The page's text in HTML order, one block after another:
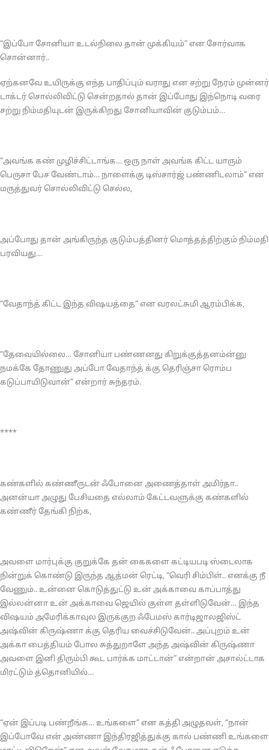
“இப்போ சோனியா உடல்நிலை தான் முக்கியம்” என சோர்வாக
சொன்னார்..
ஏற்கனவே உயிருக்கு எந்த பாதிப்பும் வராது என சற்று நேரம் முன்னர்
டாக்டர் சொல்லிவிட்டு சென்றதால் தான் இப்போது இந்நொடி வரை
சற்று நிம்மதியுடன் இருக்கிறது சோனியாவின் குடும்பம்…
“அவங்க கண் முழிச்சிட்டாங்க… ஒரு நாள் அவங்க கிட்ட யாரும்
பெருசா பேச வேண்டாம்… நாளைக்கு டிஸ்சார்ஜ் பண்ணிடலாம்” என
மருத்துவர் சொல்லிவிட்டு செல்ல,
அப்போது தான் அங்கிருந்த குடும்பத்தினர் மொத்தத்திற்கும் நிம்மதி
பரவியது…
“வேதாந்த் கிட்ட இந்த விஷயத்தை” என வரலட்சுமி ஆரம்பிக்க,
“தேவையில்லை… சோனியா பண்ணனது கிறுக்குத்தனம்ன்னு
நமக்கே தோணுது அப்போ வேதாந்த் க்கு தெரிஞ்சா ரொம்ப
கடுப்பாயிடுவான்” என்றார் சுந்தரம்.
****
கண்களில் கண்ணீருடன் ஃபோனை அணைத்தாள் அமிர்தா..
அனன்யா அழுது பேசியதை எல்லாம் கேட்டவளுக்கு கண்களில்
கண்ணீர் தேங்கி நிற்க,
அவளை மார்புக்கு குறுக்கே தன் கைகளை கட்டியபடி ஸ்டைலாக
நின்றுக் கொண்டு இருந்த ஆத்மன் ரெட்டி, “வெரி சிம்பிள்.. எனக்கு நீ
வேணும்.. உன்னை கொடுத்துட்டு உன் அக்காவை காப்பாத்து
இல்லன்னா உன் அக்காவை ஜெயில் குள்ள தள்ளிடுவேன்… இந்த
விஷயம் அமேரிக்காவுல இருக்குற ஃபேமஸ் கார்டிஜாலஜிஸ்ட்
அஷ்வின் கிருஷ்ணா க்கு தெரிய வைச்சிடுவேன்.. அப்புறம் உன்
அக்கா பைத்தியம் போல சுத்துறாளே அந்த அஷ்வின் கிருஷ்ணா
அவளை இனி திரும்பி கூட பார்க்க மாட்டான்” என்றான் அசால்ட்டாக
மிரட்டும் த்தொனியில்…
“ஏன் இப்படி பண்றீங்க… உங்களை” என கத்தி அழுதவள், “நான்
இப்போவே என் அண்ணா இந்திரஜித்துக்கு கால் பண்ணி உங்களை